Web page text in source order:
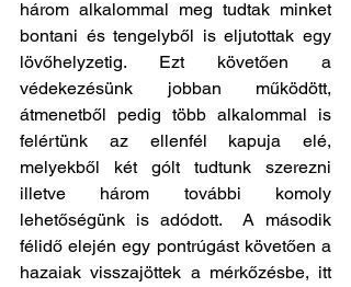
három alkalommal meg tudtak minket
bontani és tengelyből is eljutottak egy
lövőhelyzetig. Ezt követően a
védekezésünk jobban működött,
átmenetből pedig több alkalommal is
felértünk az ellenfél kapuja elé,
melyekből két gólt tudtunk szerezni
illetve három további komoly
lehetőségünk is adódott.  A második
félidő elején egy pontrúgást követően a
hazaiak visszajöttek a mérkőzésbe, itt